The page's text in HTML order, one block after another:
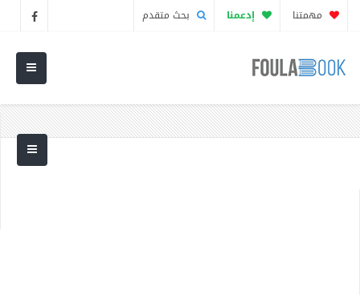
مهمتنا إدعمنا بحث متقدم